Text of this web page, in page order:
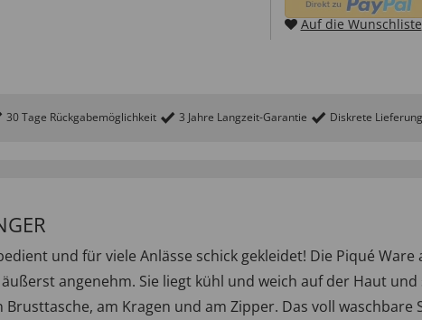
Auf die Wunschliste
30 Tage Rückgabemöglichkeit 3 Jahre Langzeit-Garantie Diskrete Lieferung
und für viele Anlässe schick gekleidet! Die Piqué Ware
angenehm. Sie liegt kühl und weich auf der Haut und
am Kragen und am Zipper. Das voll waschbare